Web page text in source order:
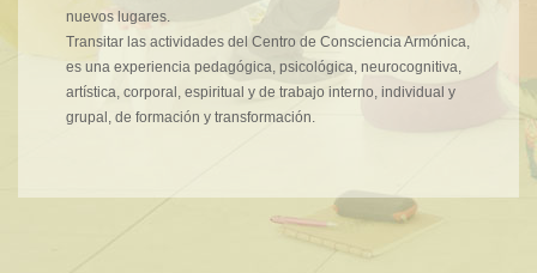
nuevos lugares.
Transitar las actividades del Centro de Consciencia Armónica,
es una experiencia pedagógica, psicológica, neurocognitiva,
artística, corporal, espiritual y de trabajo interno, individual y
grupal, de formación y transformación.